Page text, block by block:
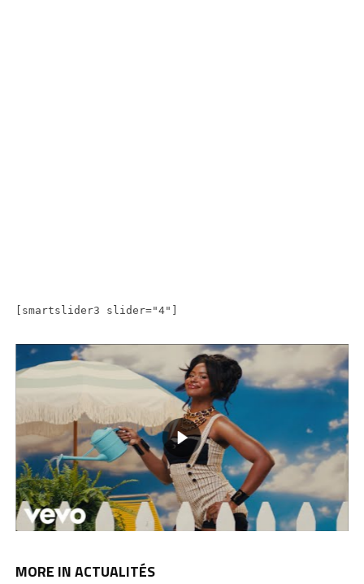
[smartslider3 slider="4"]
MORE IN ACTUALITÉS